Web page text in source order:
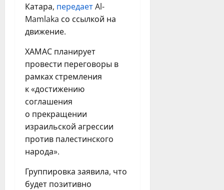
Катара, передаетAl-
Mamlaka со ссылкой на
движение.
ХАМАС планирует
провести переговоры в
рамках стремления
к «достижению
соглашения
о прекращении
израильской агрессии
против палестинского
народа».
Группировка заявила, что
будет позитивно